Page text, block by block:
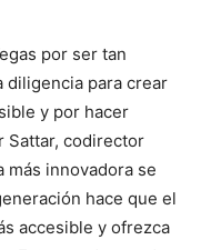
por ser tan
diligencia para crear
y por hacer
Sattar, codirector
más innovadora se
hace que el
accesible y ofrezca